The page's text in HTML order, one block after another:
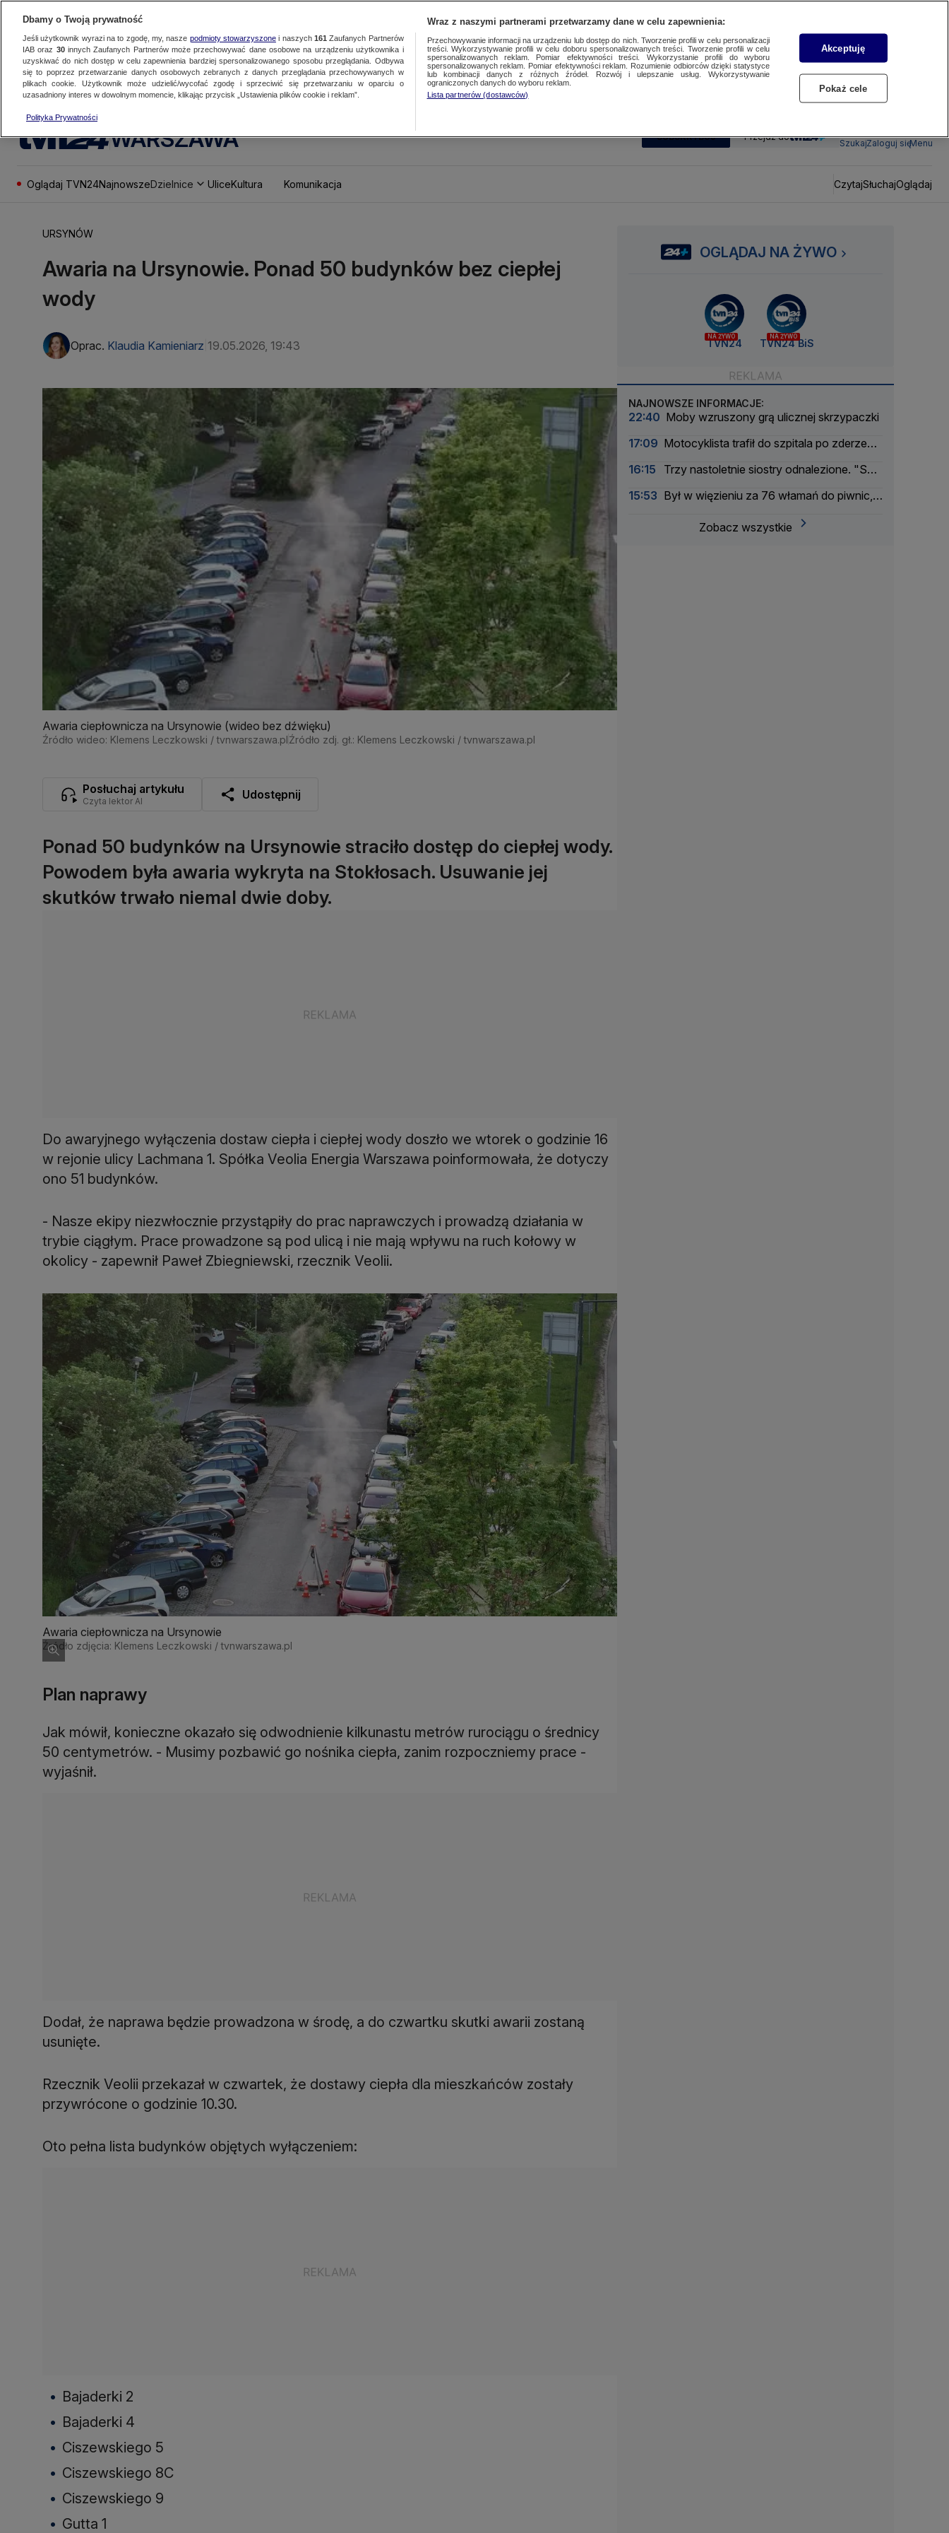
WARSZAWA SUBSKRYBUJ Przejdź do
SzukajZaloguj sięMenu
Oglądaj TVN24NajnowszeDzielnice UliceKultura Komunikacja CzytajSłuchajOglądaj
URSYNÓW
Awaria na Ursynowie. Ponad 50 budynków bez ciepłej
wody
Oprac. Klaudia Kamieniarz 19.05.2026, 19:43
Awaria ciepłownicza na Ursynowie (wideo bez dźwięku)
Źródło wideo: Klemens Leczkowski / tvnwarszawa.plŹródło zdj. gł.: Klemens Leczkowski / tvnwarszawa.pl
Posłuchaj artykułu
Czyta lektor AI Udostępnij
Ponad 50 budynków na Ursynowie straciło dostęp do ciepłej wody.
Powodem była awaria wykryta na Stokłosach. Usuwanie jej
skutków trwało niemal dwie doby.
Do awaryjnego wyłączenia dostaw ciepła i ciepłej wody doszło we wtorek o godzinie 16
w rejonie ulicy Lachmana 1. Spółka Veolia Energia Warszawa poinformowała, że dotyczy
ono 51 budynków.
- Nasze ekipy niezwłocznie przystąpiły do prac naprawczych i prowadzą działania w
trybie ciągłym. Prace prowadzone są pod ulicą i nie mają wpływu na ruch kołowy w
okolicy - zapewnił Paweł Zbiegniewski, rzecznik Veolii.
Awaria ciepłownicza na Ursynowie
Źródło zdjęcia: Klemens Leczkowski / tvnwarszawa.pl
Plan naprawy
Jak mówił, konieczne okazało się odwodnienie kilkunastu metrów rurociągu o średnicy
50 centymetrów. - Musimy pozbawić go nośnika ciepła, zanim rozpoczniemy prace -
wyjaśnił.
Dodał, że naprawa będzie prowadzona w środę, a do czwartku skutki awarii zostaną
usunięte.
Rzecznik Veolii przekazał w czwartek, że dostawy ciepła dla mieszkańców zostały
przywrócone o godzinie 10.30.
Oto pełna lista budynków objętych wyłączeniem:
Bajaderki 2
Bajaderki 4
Ciszewskiego 5
Ciszewskiego 8C
Ciszewskiego 9
Gutta 1
OGLĄDAJ NA ŻYWO
NA ŻYWO
TVN24
NA ŻYWO
TVN24 BiS
NAJNOWSZE INFORMACJE:
22:40 Moby wzruszony grą ulicznej skrzypaczki
17:09 Motocyklista trafił do szpitala po zderzeniu
16:15
Trzy nastoletnie siostry odnalezione. "Są
15:53 Był w więzieniu za 76 włamań do piwnic,
Zobacz wszystkie
Dbamy o Twoją prywatność
Jeśli użytkownik wyrazi na to zgodę, my, nasze podmioty stowarzyszonei naszych 161 Zaufanych Partnerów
IAB oraz 30innych Zaufanych Partnerów może przechowywać dane osobowe na urządzeniu użytkownika i
uzyskiwać do nich dostęp w celu zapewnienia bardziej spersonalizowanego sposobu przeglądania. Odbywa
się to poprzez przetwarzanie danych osobowych zebranych z danych przeglądania przechowywanych w
plikach cookie. Użytkownik może udzielić/wycofać zgodę i sprzeciwić się przetwarzaniu w oparciu o
uzasadniony interes w dowolnym momencie, klikając przycisk „Ustawienia plików cookie i reklam”.
Polityka Prywatności
Wraz z naszymi partnerami przetwarzamy dane w celu zapewnienia:
Przechowywanie informacji na urządzeniu lub dostęp do nich. Tworzenie profili w celu personalizacji
treści. Wykorzystywanie profili w celu doboru spersonalizowanych treści. Tworzenie profili w celu
spersonalizowanych reklam. Pomiar efektywności treści. Wykorzystanie profili do wyboru
spersonalizowanych reklam. Pomiar efektywności reklam. Rozumienie odbiorców dzięki statystyce
lub kombinacji danych z różnych źródeł. Rozwój i ulepszanie usług. Wykorzystywanie
ograniczonych danych do wyboru reklam.
Lista partnerów (dostawców)
Akceptuję
Pokaż cele